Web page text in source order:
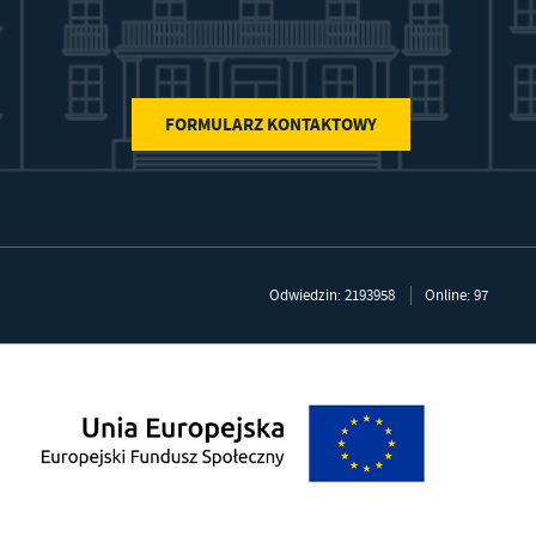
FORMULARZ KONTAKTOWY
Odwiedzin: 2193958 Online: 97